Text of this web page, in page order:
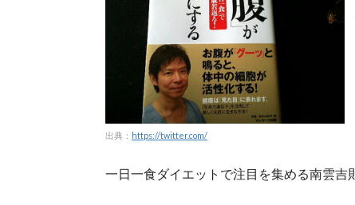
出典： https://twitter.com/
一日一食ダイエットで注目を集める南雲吉